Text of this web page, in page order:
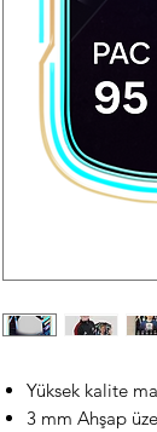
Yüksek kalite
3 mm Ahşap